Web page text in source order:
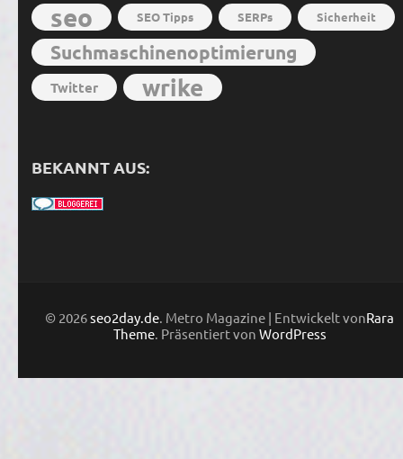
seo SEO Tipps SERPs Sicherheit
Suchmaschinenoptimierung
Twitter wrike
BEKANNT AUS:
© 2026seo2day.de. Metro Magazine | Entwickelt vonRara
Theme. Präsentiert von WordPress